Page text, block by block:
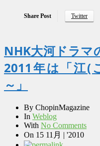
Share Post Twitter
NHK大河ドラマ
2011年は「江(
～」
By ChopinMagazine
In Weblog
With No Comments
On 15 11月 | '2010